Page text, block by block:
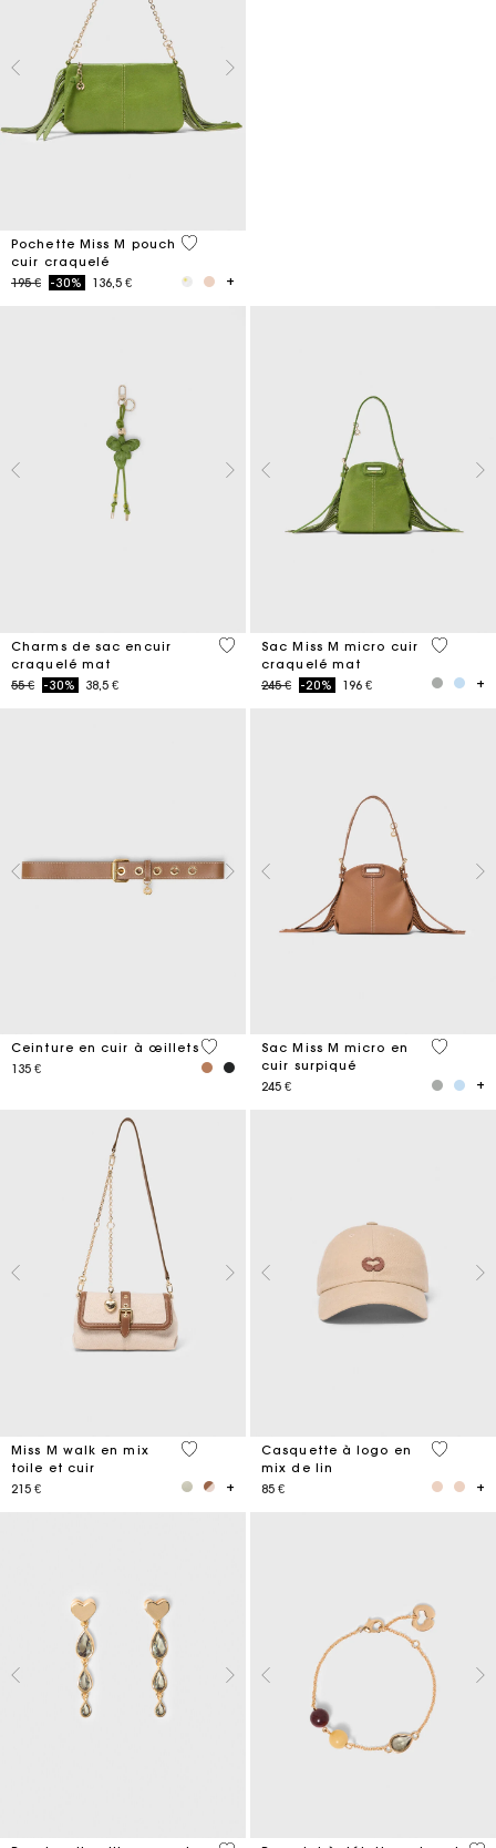
Pochette Miss M pouch
cuir craquelé
Price reduced from
195 €to-30% 136,5 €
4,7 out of 5 Customer Rating
Charms de sac encuir
craquelé mat
Price reduced from
55 €to-30% 38,5 €
4,7 out of 5 Customer Rating
Sac Miss M micro cuir
craquelé mat
Price reduced from
245 €to-20% 196 €
5 out of
Ceinture en cuir à œillets
135 €
5 out of 5 Customer Rating
Sac Miss M micro en
cuir surpiqué
245 €
4,9 out
Miss M walk en mix
toile et cuir
215 €
3,3 out of 5 Customer Rating
Casquette à logo en
mix de lin
85 €
3,7 out